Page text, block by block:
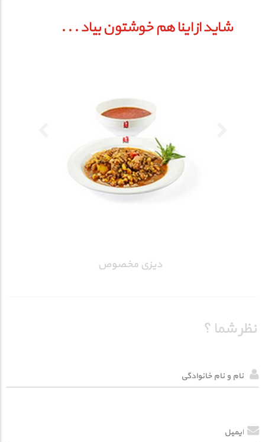
شـاید از اینا هم خوشتون بیاد . . .
دیزی مخصوص
نظر شما ؟